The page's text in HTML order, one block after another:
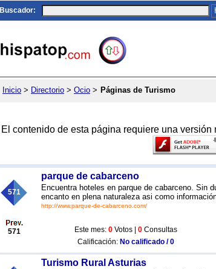
Buscador:
Inicio > Directorio > Ocio > Páginas de Turismo
El contenido de esta página requiere una
571
571
parque de cabarceno
Encuentra hoteles en parque de cabarceno. Sin
encanto en plena naturaleza asi como
http://www.parque-de-cabarceno.com/
Este mes: 0 Votos | 0 Consultas
Calificación: No calificado / 0
Turismo Rural Asturias